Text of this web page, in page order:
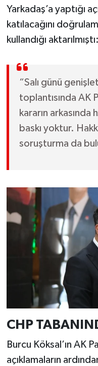
Yarkadaş’a yaptığı
katılacağını
kullandığı aktarılmıştı:
“Salı günü
toplantısında AK
kararın
baskı yoktur.
soruşturma da
CHP
Burcu Köksal’ın AK
açıklamaların